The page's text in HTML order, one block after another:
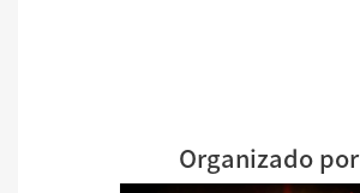
Organizado por